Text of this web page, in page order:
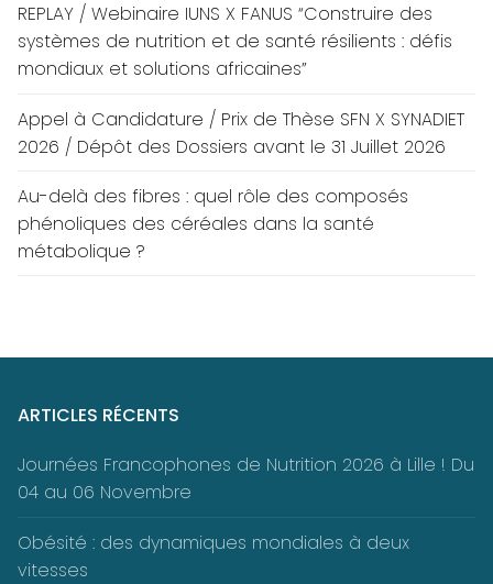
REPLAY / Webinaire IUNS X FANUS “Construire des
systèmes de nutrition et de santé résilients : défis
mondiaux et solutions africaines”
Appel à Candidature / Prix de Thèse SFN X SYNADIET
2026 / Dépôt des Dossiers avant le 31 Juillet 2026
Au-delà des fibres : quel rôle des composés
phénoliques des céréales dans la santé
métabolique ?
ARTICLES RÉCENTS
Journées Francophones de Nutrition 2026 à Lille ! Du
04 au 06 Novembre
Obésité : des dynamiques mondiales à deux
vitesses